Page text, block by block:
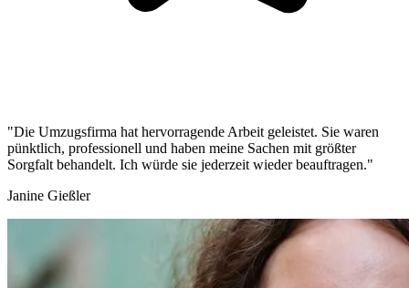
"Die Umzugsfirma hat hervorragende Arbeit geleistet. Sie waren
pünktlich, professionell und haben meine Sachen mit größter
Sorgfalt behandelt. Ich würde sie jederzeit wieder beauftragen."
Janine Gießler